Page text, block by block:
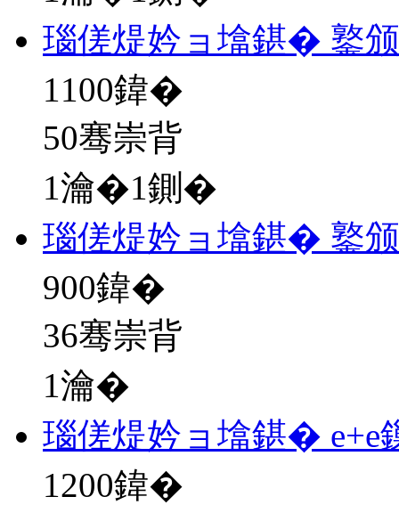
瑙傞煶妗ョ墖鍖� 鐜
1100鍏�
50骞崇背
1瀹�1鍘�
瑙傞煶妗ョ墖鍖� 鐜
900鍏�
36骞崇背
1瀹�
瑙傞煶妗ョ墖鍖� e+e
1200鍏�